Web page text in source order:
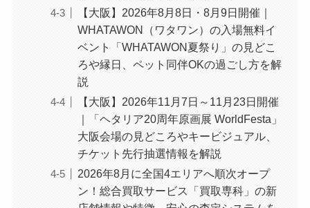
【大阪】2026年8月8日・8月9日開催｜
WHATAWON（ワタワン）の入場無料イ
ベント「WHATAWON夏祭り」の見どこ
ろや縁日、ペット同伴OKの過ごし方を解
説
【大阪】2026年11月7日～11月23日開催
｜「ヘタリア20周年原画展 WorldFesta」
大阪会場の見どころやキービジュアル、
チケット先行抽選情報を解説
2026年8月に全国4エリアへ順次オープ
ン！総合買取サービス「買取専科」の新